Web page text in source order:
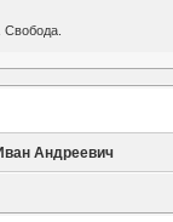
Андреевич